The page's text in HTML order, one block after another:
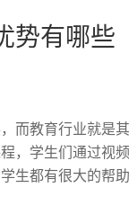
势有哪些
而教育行业就是
，学生们通过视
生都有很大的帮